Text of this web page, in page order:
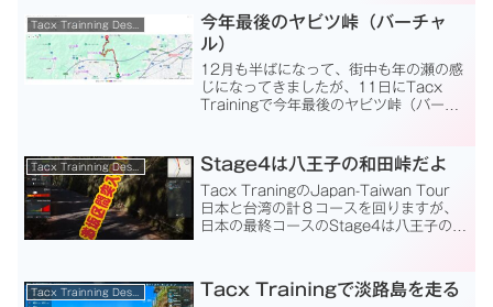
中学生の頃に読んだ...
今年最後のヤビツ峠（バーチャ
ル）
12月も半ばになって、街中も年の瀬の感
じになってきましたが、11日にTacx
Trainingで今年最後のヤビツ峠（バーチ
は来年に持ち越しです。Tacx Traini...
Stage4は八王子の和田峠だよ
Tacx TraningのJapan-Taiwan Tour
日本と台湾の計８コースを回りますが、
日本の最終コースのStage4は八王子の和
間は切っています...
Tacx Trainingで淡路島を走る